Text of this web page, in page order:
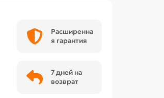
Расширенна
я гарантия
7 дней на
возврат